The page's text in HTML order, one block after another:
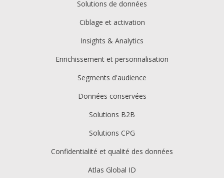
Solutions de données
Ciblage et activation
Insights & Analytics
Enrichissement et personnalisation
Segments d'audience
Données conservées
Solutions B2B
Solutions CPG
Confidentialité et qualité des données
Atlas Global ID